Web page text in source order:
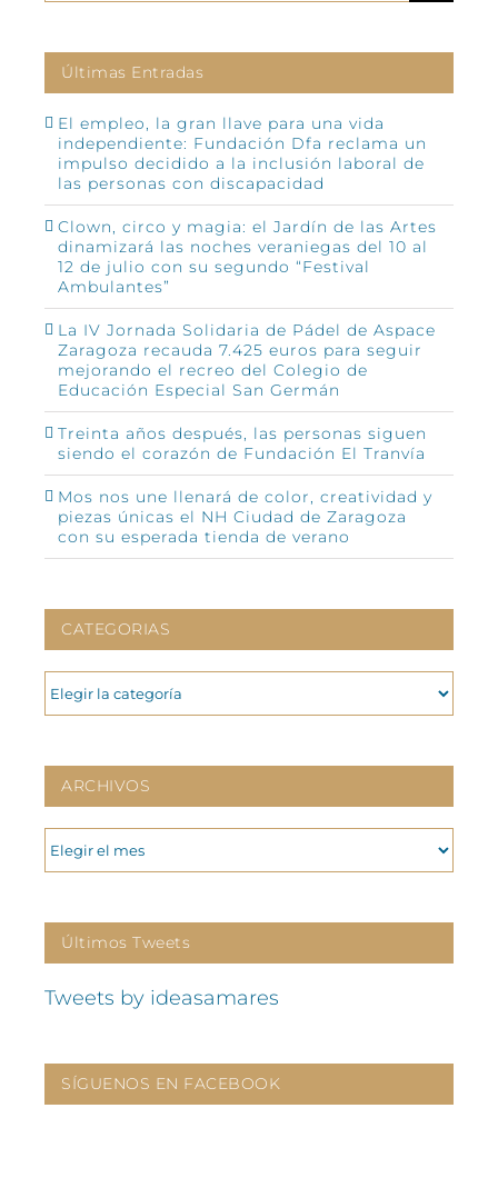
Últimas Entradas
El empleo, la gran llave para una vida
independiente: Fundación Dfa reclama un
impulso decidido a la inclusión laboral de
las personas con discapacidad
Clown, circo y magia: el Jardín de las Artes
dinamizará las noches veraniegas del 10 al
12 de julio con su segundo “Festival
Ambulantes”
La IV Jornada Solidaria de Pádel de Aspace
Zaragoza recauda 7.425 euros para seguir
mejorando el recreo del Colegio de
Educación Especial San Germán
Treinta años después, las personas siguen
siendo el corazón de Fundación El Tranvía
Mos nos une llenará de color, creatividad y
piezas únicas el NH Ciudad de Zaragoza
con su esperada tienda de verano
CATEGORIAS
CATEGORIAS
ARCHIVOS
ARCHIVOS
Últimos Tweets
Tweets by ideasamares
SÍGUENOS EN FACEBOOK